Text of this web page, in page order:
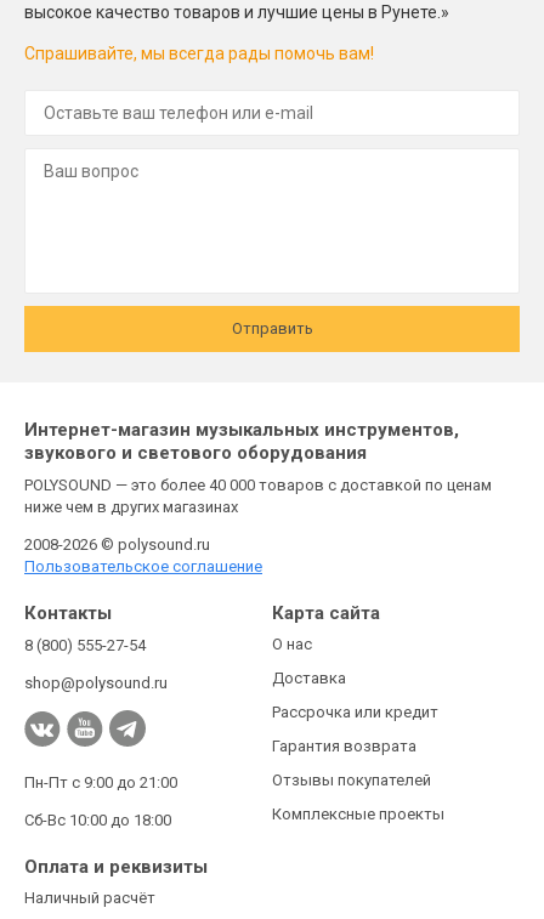
высокое качество товаров и лучшие цены в Рунете.»
Спрашивайте, мы всегда рады помочь вам!
Отправить
Интернет-магазин музыкальных инструментов,
звукового и светового оборудования
POLYSOUND — это более 40 000 товаров с доставкой по ценам
ниже чем в других магазинах
2008-2026 © polysound.ru
Пользовательское соглашение
Контакты
8 (800) 555-27-54
shop@polysound.ru
Пн-Пт с 9:00 до 21:00
Сб-Вс 10:00 до 18:00
Карта сайта
О нас
Доставка
Рассрочка или кредит
Гарантия возврата
Отзывы покупателей
Комплексные проекты
Оплата и реквизиты
Наличный расчёт